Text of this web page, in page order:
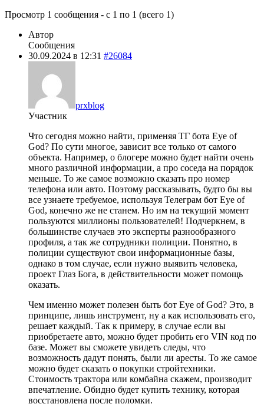
Просмотр 1 сообщения - с 1 по 1 (всего 1)
Автор
Сообщения
30.09.2024 в 12:31 #26084
prxblog
Участник
Что сегодня можно найти, применяя ТГ бота Eye of
God? По сути многое, зависит все только от самого
объекта. Например, о блогере можно будет найти очень
много различной информации, а про соседа на порядок
меньше. То же самое возможно сказать про номер
телефона или авто. Поэтому рассказывать, будто бы вы
все узнаете требуемое, используя Телеграм бот Eye of
God, конечно же не станем. Но им на текущий момент
пользуются миллионы пользователей! Подчеркнем, в
большинстве случаев это эксперты разнообразного
профиля, а так же сотрудники полиции. Понятно, в
полиции существуют свои информационные базы,
однако в том случае, если нужно выявить человека,
проект Глаз Бога, в действительности может помощь
оказать.
Чем именно может полезен быть бот Eye of God? Это, в
принципе, лишь инструмент, ну а как использовать его,
решает каждый. Так к примеру, в случае если вы
приобретаете авто, можно будет пробить его VIN код по
базе. Может вы сможете увидеть следы, что
возможность дадут понять, были ли аресты. То же самое
можно будет сказать о покупки стройтехники.
Стоимость трактора или комбайна скажем, производит
впечатление. Обидно будет купить технику, которая
восстановлена после поломки.